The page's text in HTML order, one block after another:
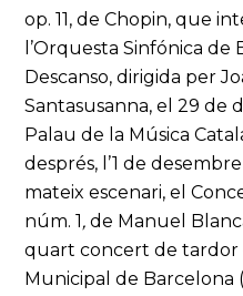
op. 11, de Chopin, que
l’Orquesta Sinfónica de
Descanso, dirigida per
Santasusanna, el 29 de
Palau de la Música
després, l’1 de
mateix escenari, el
núm. 1,de Manuel
quart concert de tardor
Municipal de Barcelona